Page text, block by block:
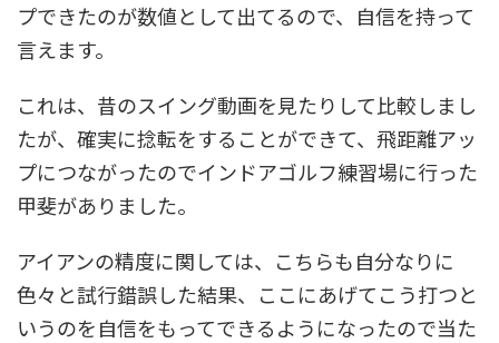
プできたのが数値として出てるので、自信を持って
言えます。
これは、昔のスイング動画を見たりして比較しまし
たが、確実に捻転をすることができて、飛距離アッ
プにつながったのでインドアゴルフ練習場に行った
甲斐がありました。
アイアンの精度に関しては、こちらも自分なりに
色々と試行錯誤した結果、ここにあげてこう打つと
いうのを自信をもってできるようになったので当た